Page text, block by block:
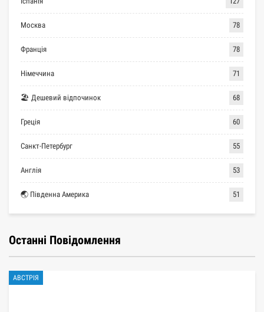
Москва 78
Франція 78
Німеччина 71
🏖 Дешевий відпочинок 68
Греція 60
Санкт-Петербург 55
Англія 53
🌏 Південна Америка 51
Останні Повідомлення
АВСТРІЯ